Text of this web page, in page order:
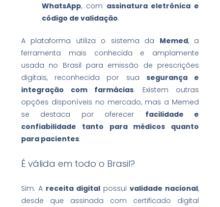
WhatsApp, com assinatura eletrônica e
código de validação.
A plataforma utiliza o sistema da Memed, a
ferramenta mais conhecida e amplamente
usada no Brasil para emissão de prescrições
digitais, reconhecida por suasegurança e
integração com farmácias. Existem outras
opções disponíveis no mercado, mas a Memed
se destaca por oferecer facilidade e
confiabilidade tanto para médicos quanto
para pacientes.
É válida em todo o Brasil?
Sim. A receita digital possuivalidade nacional,
desde que assinada com certificado digital